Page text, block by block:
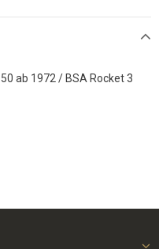
ab 1972 / BSA Rocket 3